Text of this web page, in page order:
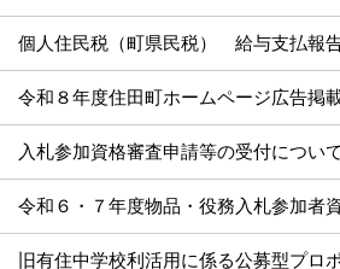
令和８年度住田町ホームページ広告掲
入札参加資格審査申請等の受付について